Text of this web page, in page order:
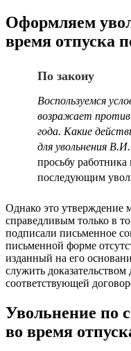
Оформляем
время отпуска
По закону
Воспользуемся
возражает против
года. Какие
для увольнения
просьбу
последующим
Однако это утверждение
справедливым только в
подписали письменное
письменной форме
изданный на его
служить
соответствующей
Увольнение по
во время